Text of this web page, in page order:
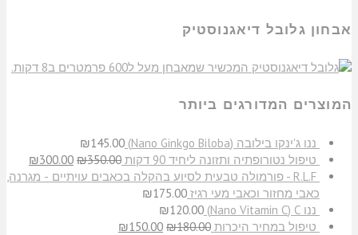
אבחון גלובל דיאגנוסטיק
המוצרים המדורגים ביותר
​ננו ג'ינקו בילובה (Nano Ginkgo Biloba) ₪145.00
טיפול נטורופתיה ותזונה ליחיד 90 דקות
₪350.00
₪300.00
R.L.F - פורמולה טבעית לסיוע בהקלה בכאבים עויתיים - מגרנה,
כאבי מחזור וכאבי מעי רגיז
₪175.00
ננו C‏ (Nano Vitamin C)
₪120.00
טיפול במחיר היכרות
₪180.00
₪150.00